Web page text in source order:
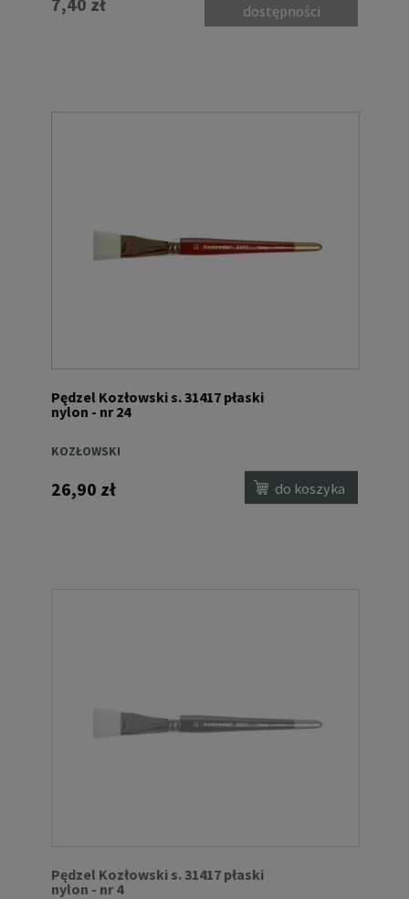
dostępności
Pędzel Kozłowski s. 31417 płaski
nylon - nr 24
KOZŁOWSKI
26,90 zł do koszyka
Pędzel Kozłowski s. 31417 płaski
nylon - nr 4